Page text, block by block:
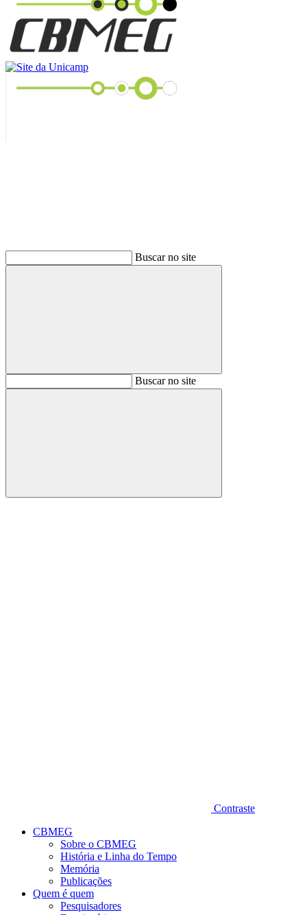
Buscar no site
BuscarBuscar no site
Buscar
Contraste
CBMEG
Sobre o CBMEG
História e Linha do Tempo
Memória
Publicações
Quem é quem
Pesquisadores